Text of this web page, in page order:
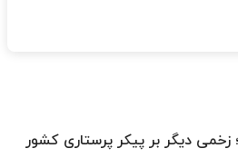
دیگر بر پیکر پرستاری کشور